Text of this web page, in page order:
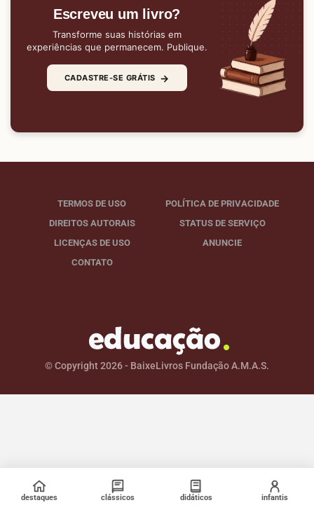
Escreveu um livro?
Transforme suas histórias em
experiências que permanecem. Publique.
CADASTRE-SE GRÁTIS →
TERMOS DE USO
POLÍTICA DE PRIVACIDADE
DIREITOS AUTORAIS
STATUS DE SERVIÇO
LICENÇAS DE USO
ANUNCIE
CONTATO
© Copyright 2026 - BaixeLivros Fundação A.M.A.S.
destaques clássicos didáticos infantis